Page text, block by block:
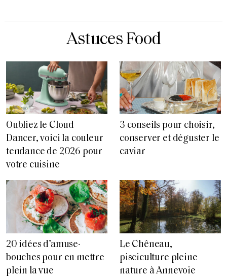
Astuces Food
Oubliez le Cloud
Dancer, voici la couleur
tendance de 2026 pour
votre cuisine
3 conseils pour choisir,
conserver et déguster le
caviar
20 idées d’amuse-
bouches pour en mettre
plein la vue
Le Chêneau,
pisciculture pleine
nature à Annevoie